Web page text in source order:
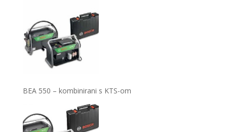
BEA 550 – kombinirani s KTS-om